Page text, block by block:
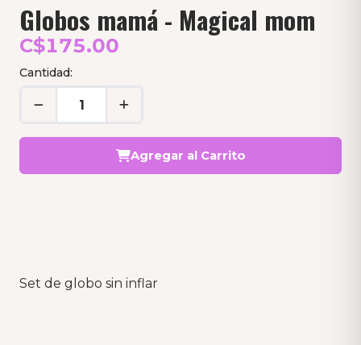
Globos mamá - Magical mom
C$175.00
Cantidad:
Agregar al Carrito
Set de globo sin inflar